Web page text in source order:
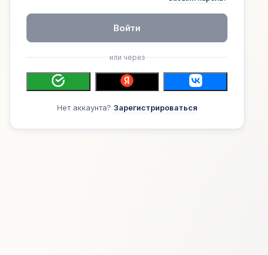
Войти
или через
Нет аккаунта? Зарегистрироваться